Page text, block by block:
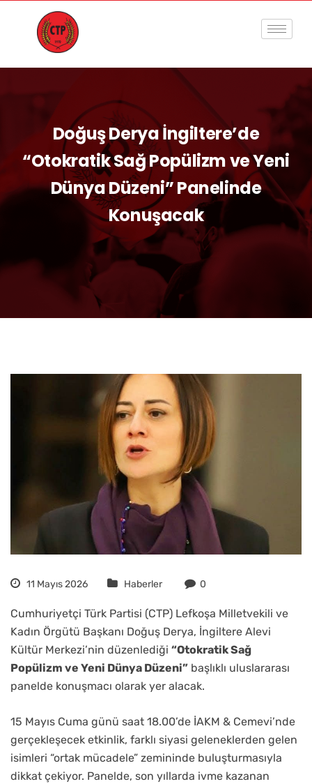
Doğuş Derya İngiltere’de
“Otokratik Sağ Popülizm ve Yeni
Dünya Düzeni” Panelinde
Konuşacak
11 Mayıs 2026 Haberler 0
Cumhuriyetçi Türk Partisi (CTP) Lefkoşa Milletvekili ve
Kadın Örgütü Başkanı Doğuş Derya, İngiltere Alevi
Kültür Merkezi’nin düzenlediği “Otokratik Sağ
Popülizm ve Yeni Dünya Düzeni” başlıklı uluslararası
panelde konuşmacı olarak yer alacak.
15 Mayıs Cuma günü saat 18.00’de İAKM & Cemevi’nde
gerçekleşecek etkinlik, farklı siyasi geleneklerden gelen
isimleri “ortak mücadele” zemininde buluşturmasıyla
dikkat çekiyor. Panelde, son yıllarda ivme kazanan